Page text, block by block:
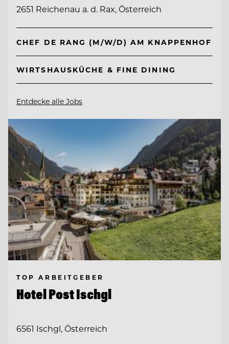
2651 Reichenau a. d. Rax, Österreich
CHEF DE RANG (M/W/D) AM KNAPPENHOF
WIRTSHAUSKÜCHE & FINE DINING
Entdecke alle Jobs
TOP ARBEITGEBER
Hotel Post Ischgl
6561 Ischgl, Österreich